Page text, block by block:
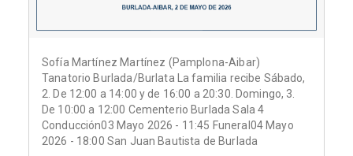
Sofía Martínez Martínez (Pamplona-Aibar)
Tanatorio Burlada/Burlata La familia recibe Sábado,
2. De 12:00 a 14:00 y de 16:00 a 20:30. Domingo, 3.
De 10:00 a 12:00 Cementerio Burlada Sala 4
Conducción03 Mayo 2026 - 11:45 Funeral04 Mayo
2026 - 18:00 San Juan Bautista de Burlada